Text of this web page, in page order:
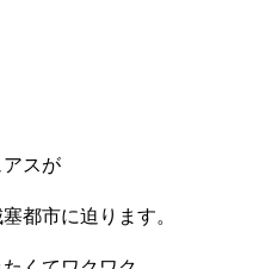
スが
都市に迫ります。